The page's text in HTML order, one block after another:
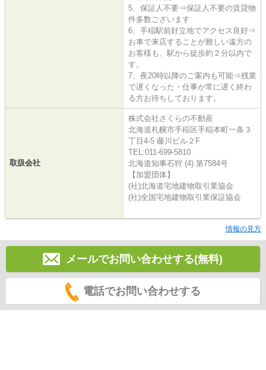
5、保証人不要⇒保証人不要の賃貸物
件多数ございます
6、手稲駅前好立地でアクセス良好⇒
お車で来店することが難しい遠方の
お客様も、駅から徒歩約２分以内で
す。
7、夜20時以降のご案内も可能⇒残業
で遅くなった・仕事が常に遅く終わ
る方お待ちしております。
取扱会社
株式会社さくらの不動産
北海道札幌市手稲区手稲本町一条３
丁目4-5 藤川ビル２F
TEL:011-699-5810
北海道知事石狩 (4) 第7584号
【加盟団体】
(社)北海道宅地建物取引業協会
(社)全国宅地建物取引業保証協会
情報の見方
メールでお問い合わせする(無料)
電話でお問い合わせする